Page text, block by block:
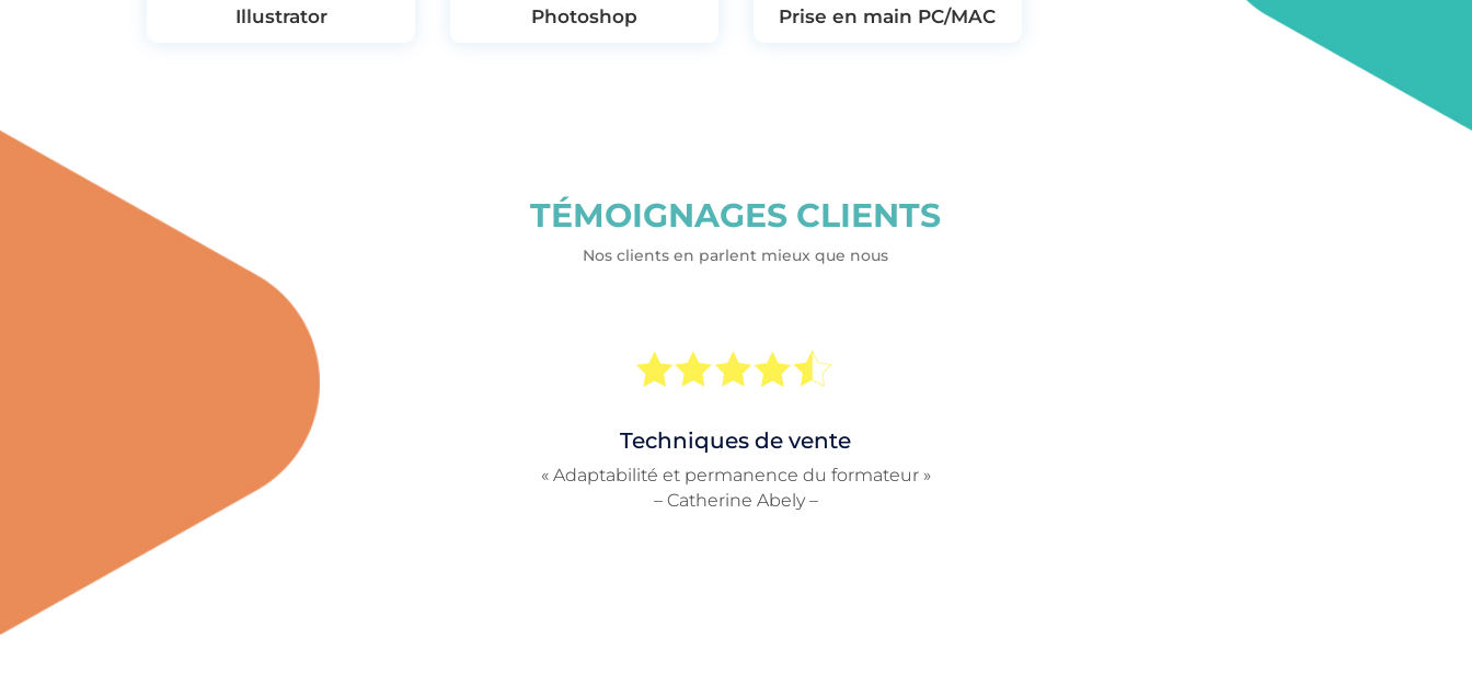
Illustrator Photoshop Prise en main PC/MAC
TÉMOIGNAGES CLIENTS
Nos clients en parlent mieux que nous
Techniques de vente
« Adaptabilité et permanence du formateur »
– Catherine Abely –